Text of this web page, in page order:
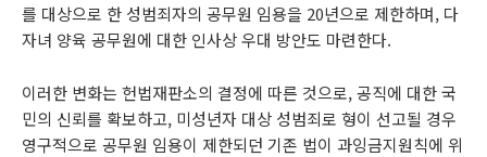
를 대상으로 한 성범죄자의 공무원 임용을 20년으로 제한하며, 다
자녀 양육 공무원에 대한 인사상 우대 방안도 마련한다.
이러한 변화는 헌법재판소의 결정에 따른 것으로, 공직에 대한 국
민의 신뢰를 확보하고, 미성년자 대상 성범죄로 형이 선고될 경우
영구적으로 공무원 임용이 제한되던 기존 법이 과잉금지원칙에 위